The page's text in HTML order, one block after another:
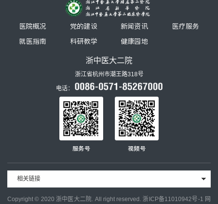
医院概况 党的建设 新闻资讯
医疗服务
就医指南
科研教学 健康园地
浙中医大二院
浙江省杭州市潮王路318号
电话：
服务号 视频号
相关链接
Copyright © 2020 浙中医大二院. All right reserved. 浙ICP备11010942号-1 网